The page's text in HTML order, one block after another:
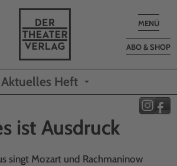
Toggle
MENÜ
ABO & SHOP
Aktuelles Heft
ist Ausdruck
singt Mozart und Rachmaninow